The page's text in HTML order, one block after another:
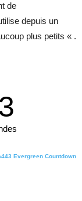
de
depuis un
plus petits « .
Evergreen Countdown